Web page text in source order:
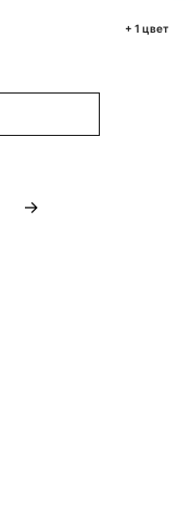
+ 1 цвет
→